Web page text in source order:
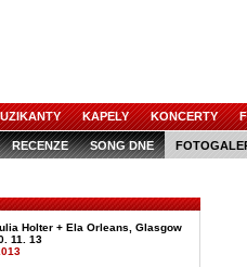
KAPELY KONCERTY
RECENZE SONG DNE
Holter + Ela Orleans, Glasgow
11. 13